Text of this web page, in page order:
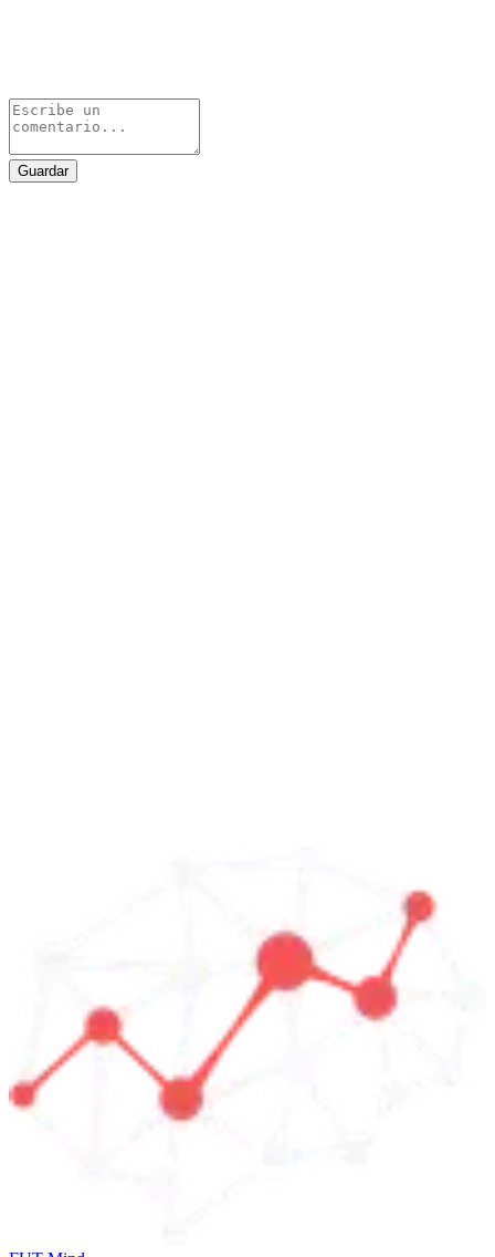
Guardar